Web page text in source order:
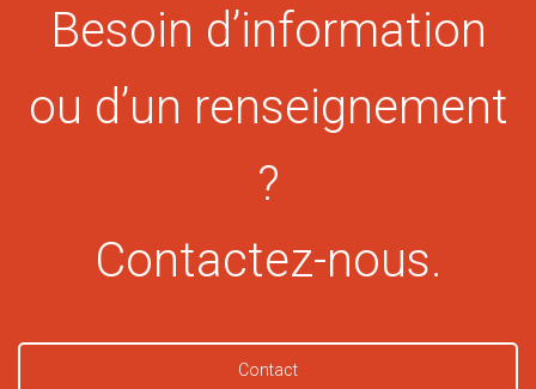
Besoin d’information
ou d’un renseignement
?
Contactez-nous.
Contact